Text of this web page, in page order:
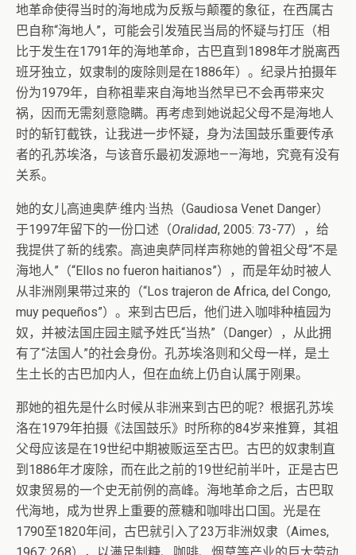
地革命使得当时的海地成为反叛与颠覆的象征，在西属古
巴自称“海地人”，可能会引发殖民当局的怀疑与打压（相
比于发生在1791年的海地革命，古巴直到1898年才脱离西
班牙独立，奴隶制的废除则是在1886年）。纪录片拍摄年
份为1979年，自称祖辈来自海地当然早已不会再带来灾
祸，因而无需刻意隐瞒。再考虑到她说起父母不是海地人
时的斩钉截铁，让我进一步怀疑，身为法国鼓乐重要传承
者的孔苏埃洛，与该音乐最初发源地——海地，究竟有没有
关系。
她的女儿高迪奥萨·维内·当热（Gaudiosa Venet Danger）
于1997年留下的一份口述（Oralidad, 2005: 73-77），给
我提供了新的线索。高迪奥萨同样声称她的曾祖父母“不是
海地人”（“Ellos no fueron haitianos”），而是年幼时被人
从非洲刚果带过来的（“Los trajeron de Africa, del Congo,
muy pequeños”）。来到古巴后，他们进入咖啡种植园为
奴，并被法国庄园主赋予姓氏“当热”（Danger），从此拥
有了“法国人”的社会身份。孔苏埃洛则和父母一样，是土
生土长的古巴加内人，但在血统上仍自认属于刚果。
那她的祖先是什么时候从非洲来到古巴的呢？根据孔苏埃
洛在1979年拍摄《法国鼓乐》时所称的84岁来推算，其祖
父母应该是在19世纪中期被贩运至古巴。古巴的奴隶制直
到1886年才废除，而在此之前的19世纪前半叶，正是古巴
奴隶贸易的一个史无前例的高峰。海地革命之后，古巴取
代海地，成为世界上重要的蔗糖和咖啡出口国。光是在
1790至1820年间，古巴就引入了23万非洲奴隶（Aimes,
1967: 268），以满足制糖、咖啡、烟草等产业的巨大劳动